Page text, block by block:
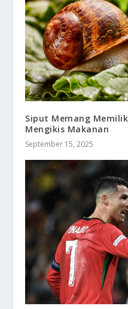
Siput Memang
Mengikis Makanan
September 15, 2025